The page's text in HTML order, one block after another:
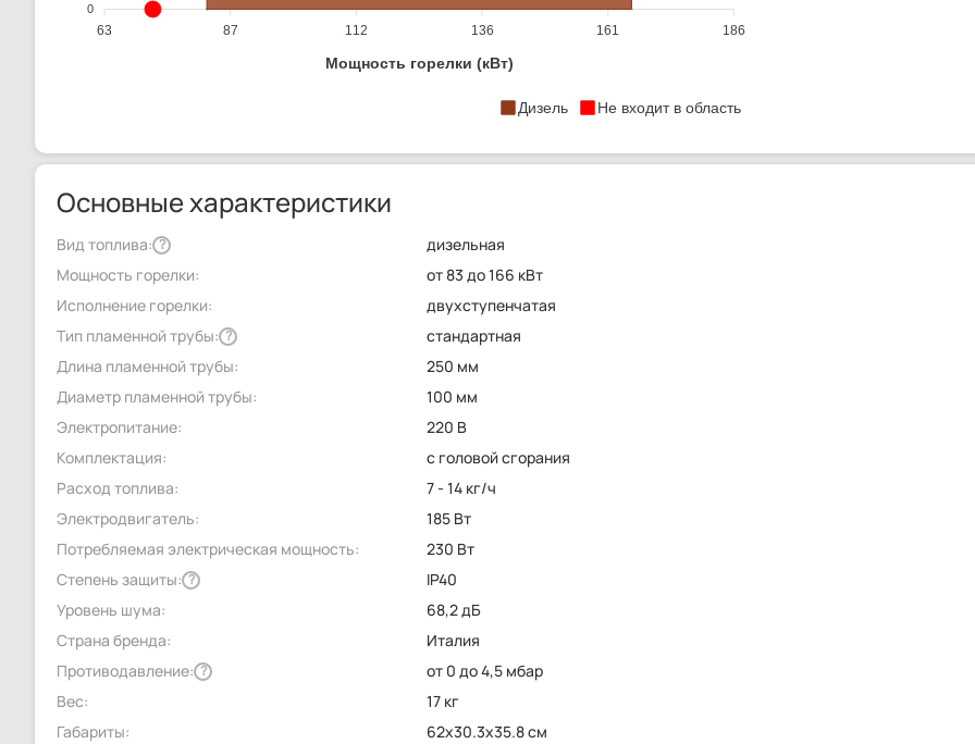
0
63 87 112 136 161 186
Мощность горелки (кВт)
Дизель Не входит в область
Основные характеристики
Вид топлива: ?
дизельная
Мощность горелки:
от 83 до 166 кВт
Исполнение горелки:
двухступенчатая
Тип пламенной трубы: ?
стандартная
Длина пламенной трубы:
250 мм
Диаметр пламенной трубы:
100 мм
Электропитание:
220 В
Комплектация:
с головой сгорания
Расход топлива:
7 - 14 кг/ч
Электродвигатель:
185 Вт
Потребляемая электрическая мощность:
230 Вт
Степень защиты: ?
IP40
Уровень шума:
68,2 дБ
Страна бренда:
Италия
Противодавление: ?
от 0 до 4,5 мбар
Вес:
17 кг
Габариты:
62x30.3x35.8 см